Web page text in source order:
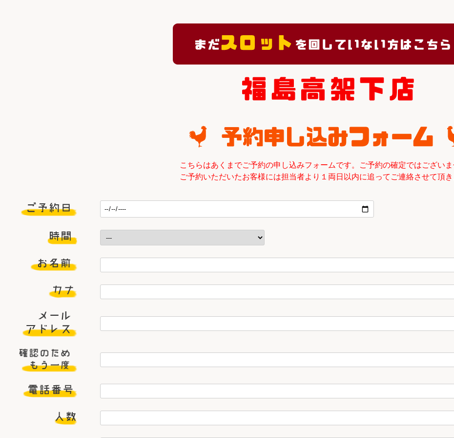
こちらはあくまでご予約の申し込みフォームです。ご予約の確定ではございま
ご予約いただいたお客様には担当者より１両日以内に追ってご連絡させて頂き